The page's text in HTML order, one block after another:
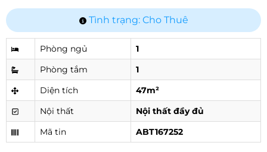
Tình trạng: Cho Thuê
Phòng ngủ
1
Phòng tắm
1
Diện tích
47m²
Nội thất
Nội thất đầy đủ
Mã tin
ABT167252